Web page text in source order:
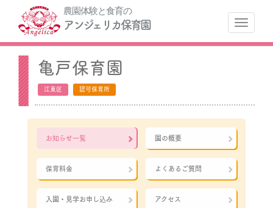
農園体験と食育の
アンジェリカ保育園 ナ
亀戸保育園
江東区 認可保育所
お知らせ一覧 園の概要
保育料金 よくあるご質問
入園・見学お申し込み アクセス